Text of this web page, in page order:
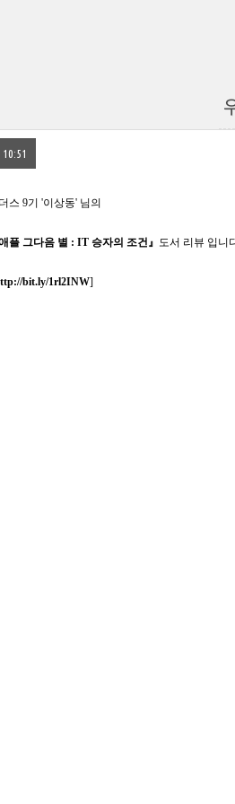
스 9기 '이상동' 님의
애플 그다음 별 : IT 승자의 조건』 도서 리뷰 입니
bit.ly/1rl2INW]